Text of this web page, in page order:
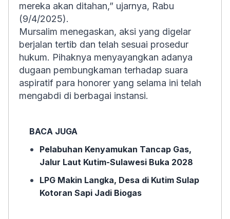
mereka akan ditahan,” ujarnya, Rabu
(9/4/2025).
Mursalim menegaskan, aksi yang digelar
berjalan tertib dan telah sesuai prosedur
hukum. Pihaknya menyayangkan adanya
dugaan pembungkaman terhadap suara
aspiratif para honorer yang selama ini telah
mengabdi di berbagai instansi.
BACA JUGA
Pelabuhan Kenyamukan Tancap Gas,
Jalur Laut Kutim-Sulawesi Buka 2028
LPG Makin Langka, Desa di Kutim Sulap
Kotoran Sapi Jadi Biogas